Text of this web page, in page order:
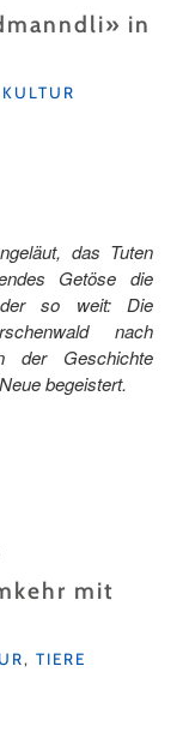
in
KULTUR
das Tuten
Getöse die
so weit: Die
nach
der Geschichte
begeistert.
mit
, TIERE